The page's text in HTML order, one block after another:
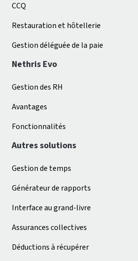
CCQ
Restauration et hôtellerie
Gestion déléguée de la paie
Nethris Evo
Gestion des RH
Avantages
Fonctionnalités
Autres solutions
Gestion de temps
Générateur de rapports
Interface au grand-livre
Assurances collectives
Déductions à récupérer